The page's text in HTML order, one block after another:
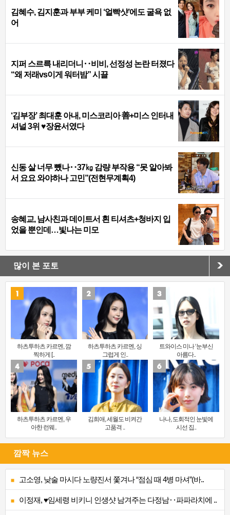
김혜수, 김지훈과 부부 케미 ‘얼빡샷’에도 굴욕 없
어
지퍼 스르륵 내리더니‥비비, 선정성 논란 터졌다
“왜 저래vs이게 워터밤” 시끌
‘김부장’ 최대훈 아내, 미스코리아 善+미스 인터내
셔널 3위 ♥장윤서였다
신동 살 너무 뺐나‥37㎏ 감량 부작용 “못 알아봐
서 요요 와야하나 고민”(전현무계획4)
송혜교, 남사친과 데이트서 흰 티셔츠+청바지 입
었을 뿐인데…빛나는 미모
많이 본 포토
하츠투하츠 카르멘, 깜
찍하게 [..
하츠투하츠 카르멘, 싱
그럽게 인..
트와이스 미나 ‘눈부신
아름다..
하츠투하츠 카르멘, 우
아한 런웨..
김희애, 세월도 비켜간
고품격 ..
나나, 도회적인 눈빛에
시선 집..
깜짝 뉴스
고소영, 낮술 마시다 노량진서 쫓겨나 “점심 때 4병 마셔”(바..
이정재, ♥임세령 비키니 인생샷 남겨주는 다정남‥파파라치에 ..